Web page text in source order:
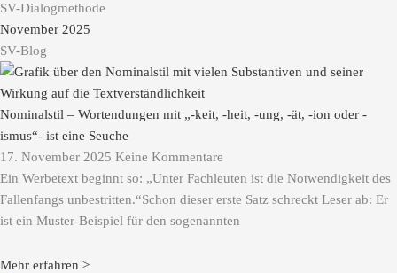
SV-Dialogmethode
November 2025
SV-Blog
Nominalstil – Wortendungen mit „-keit, -heit, -ung, -ät, -ion oder -
ismus“- ist eine Seuche
17. November 2025 Keine Kommentare
Ein Werbetext beginnt so: „Unter Fachleuten ist die Notwendigkeit des
Fallenfangs unbestritten.“Schon dieser erste Satz schreckt Leser ab: Er
ist ein Muster-Beispiel für den sogenannten
Mehr erfahren >